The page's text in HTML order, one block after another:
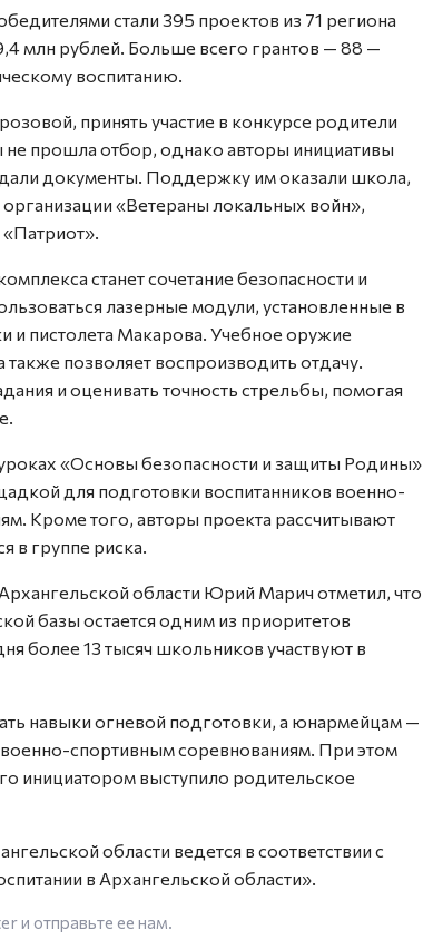
стали 395 проектов из 71 региона
млн рублей. Больше всего грантов — 88 —
воспитанию.
принять участие в конкурсе родители
прошла отбор, однако авторы инициативы
документы. Поддержку им оказали школа,
«Ветераны локальных войн»,
станет сочетание безопасности и
лазерные модули, установленные в
и пистолета Макарова. Учебное оружие
позволяет воспроизводить отдачу.
и оценивать точность стрельбы, помогая
«Основы безопасности и защиты Родины»
для подготовки воспитанников военно-
Кроме того, авторы проекта рассчитывают
в группе риска.
области Юрий Марич отметил, что
базы остается одним из приоритетов
более 13 тысяч школьников участвуют в
навыки огневой подготовки, а юнармейцам —
спортивным соревнованиям. При этом
инициатором выступило родительское
области ведется в соответствии с
в Архангельской области».
и отправьте ее нам.